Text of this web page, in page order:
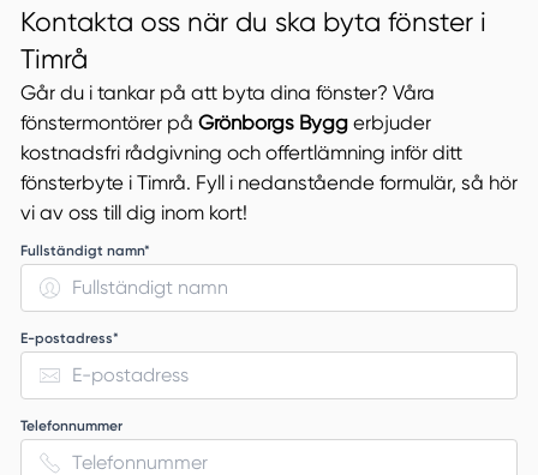
Kontakta oss när du ska byta fönster i
Timrå
Går du i tankar på att byta dina fönster? Våra
fönstermontörer på Grönborgs Byggerbjuder
kostnadsfri rådgivning och offertlämning inför ditt
fönsterbyte i Timrå. Fyll i nedanstående formulär, så hör
vi av oss till dig inom kort!
Fullständigt namn*
E-postadress*
Telefonnummer